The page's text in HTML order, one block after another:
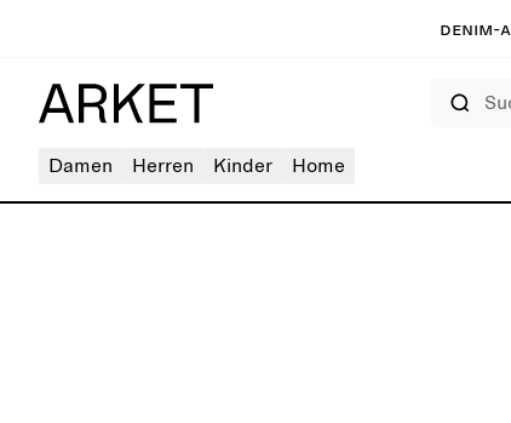
Denim-
Damen Herren Kinder Home